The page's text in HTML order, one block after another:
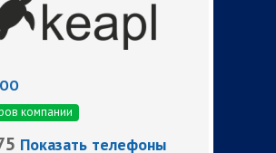
компании
Показать телефоны